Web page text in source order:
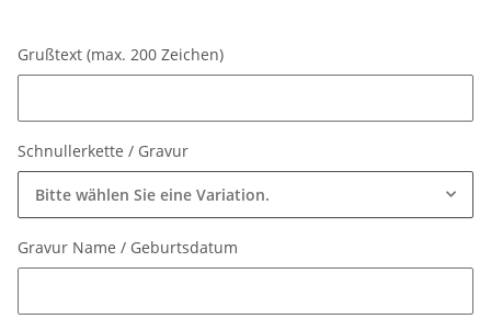
Grußtext (max. 200 Zeichen)
Schnullerkette / Gravur
Bitte wählen Sie eine Variation.
Gravur Name / Geburtsdatum